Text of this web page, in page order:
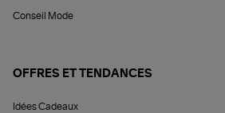
Conseil Mode
OFFRES ET TENDANCES
Idées Cadeaux